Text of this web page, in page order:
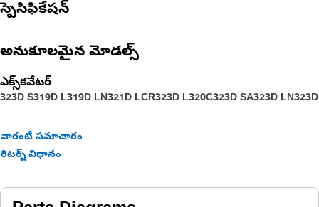
స్పెసిఫికేషన్
అనుకూలమైన మోడల్స్
ఎక్స్‌కవేటర్
323D S319D L319D LN321D LCR323D L320C323D SA323D LN323D
వారంటీ సమాచారం
రిటర్న్ విధానం